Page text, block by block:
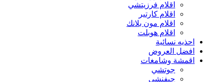
اقلام فرزيتشي
اقلام كارتير
اقلام مون بلانك
اقلام هوبلت
احذيه نسائية
افضل العروض
اقمشة وشامغات
جوتشي
جيفنشي